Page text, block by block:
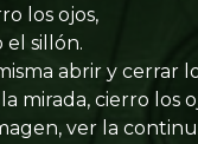
los ojos,
sillón.
abrir y cerrar
mirada, cierro los
ver la